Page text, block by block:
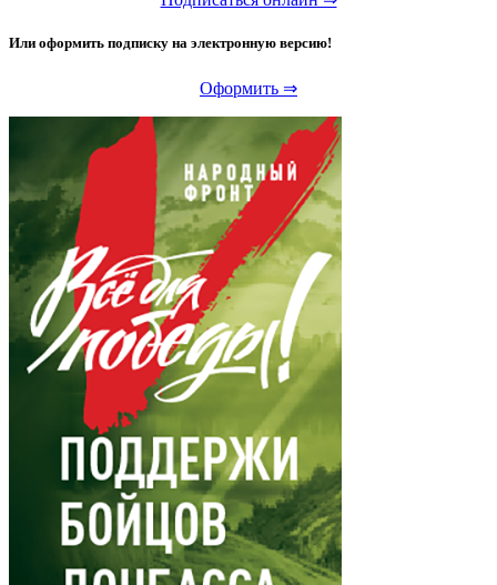
Или оформить подписку на электронную версию!
Оформить ⇒